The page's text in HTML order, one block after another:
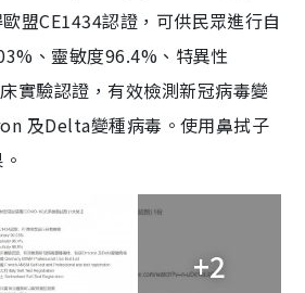
盟CE1434認證，可供民眾進行自
、靈敏度96.4%、特異性
實驗認證，有效檢測新冠病毒變
及Delta變種病毒。使用鼻拭子
+2